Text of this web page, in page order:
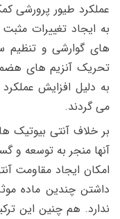
عملکرد طیور پرورشی
به ایجاد تغییرات
های گوارشی و تنظیم
تحریک آنزیم های
به دلیل افزایش
می گردند.
بر خلاف آنتی بیوتیک
آنها منجر به توسعه و
امکان ایجاد مقاومت
داشتن چندین ماده
ندارد. هم چنین این